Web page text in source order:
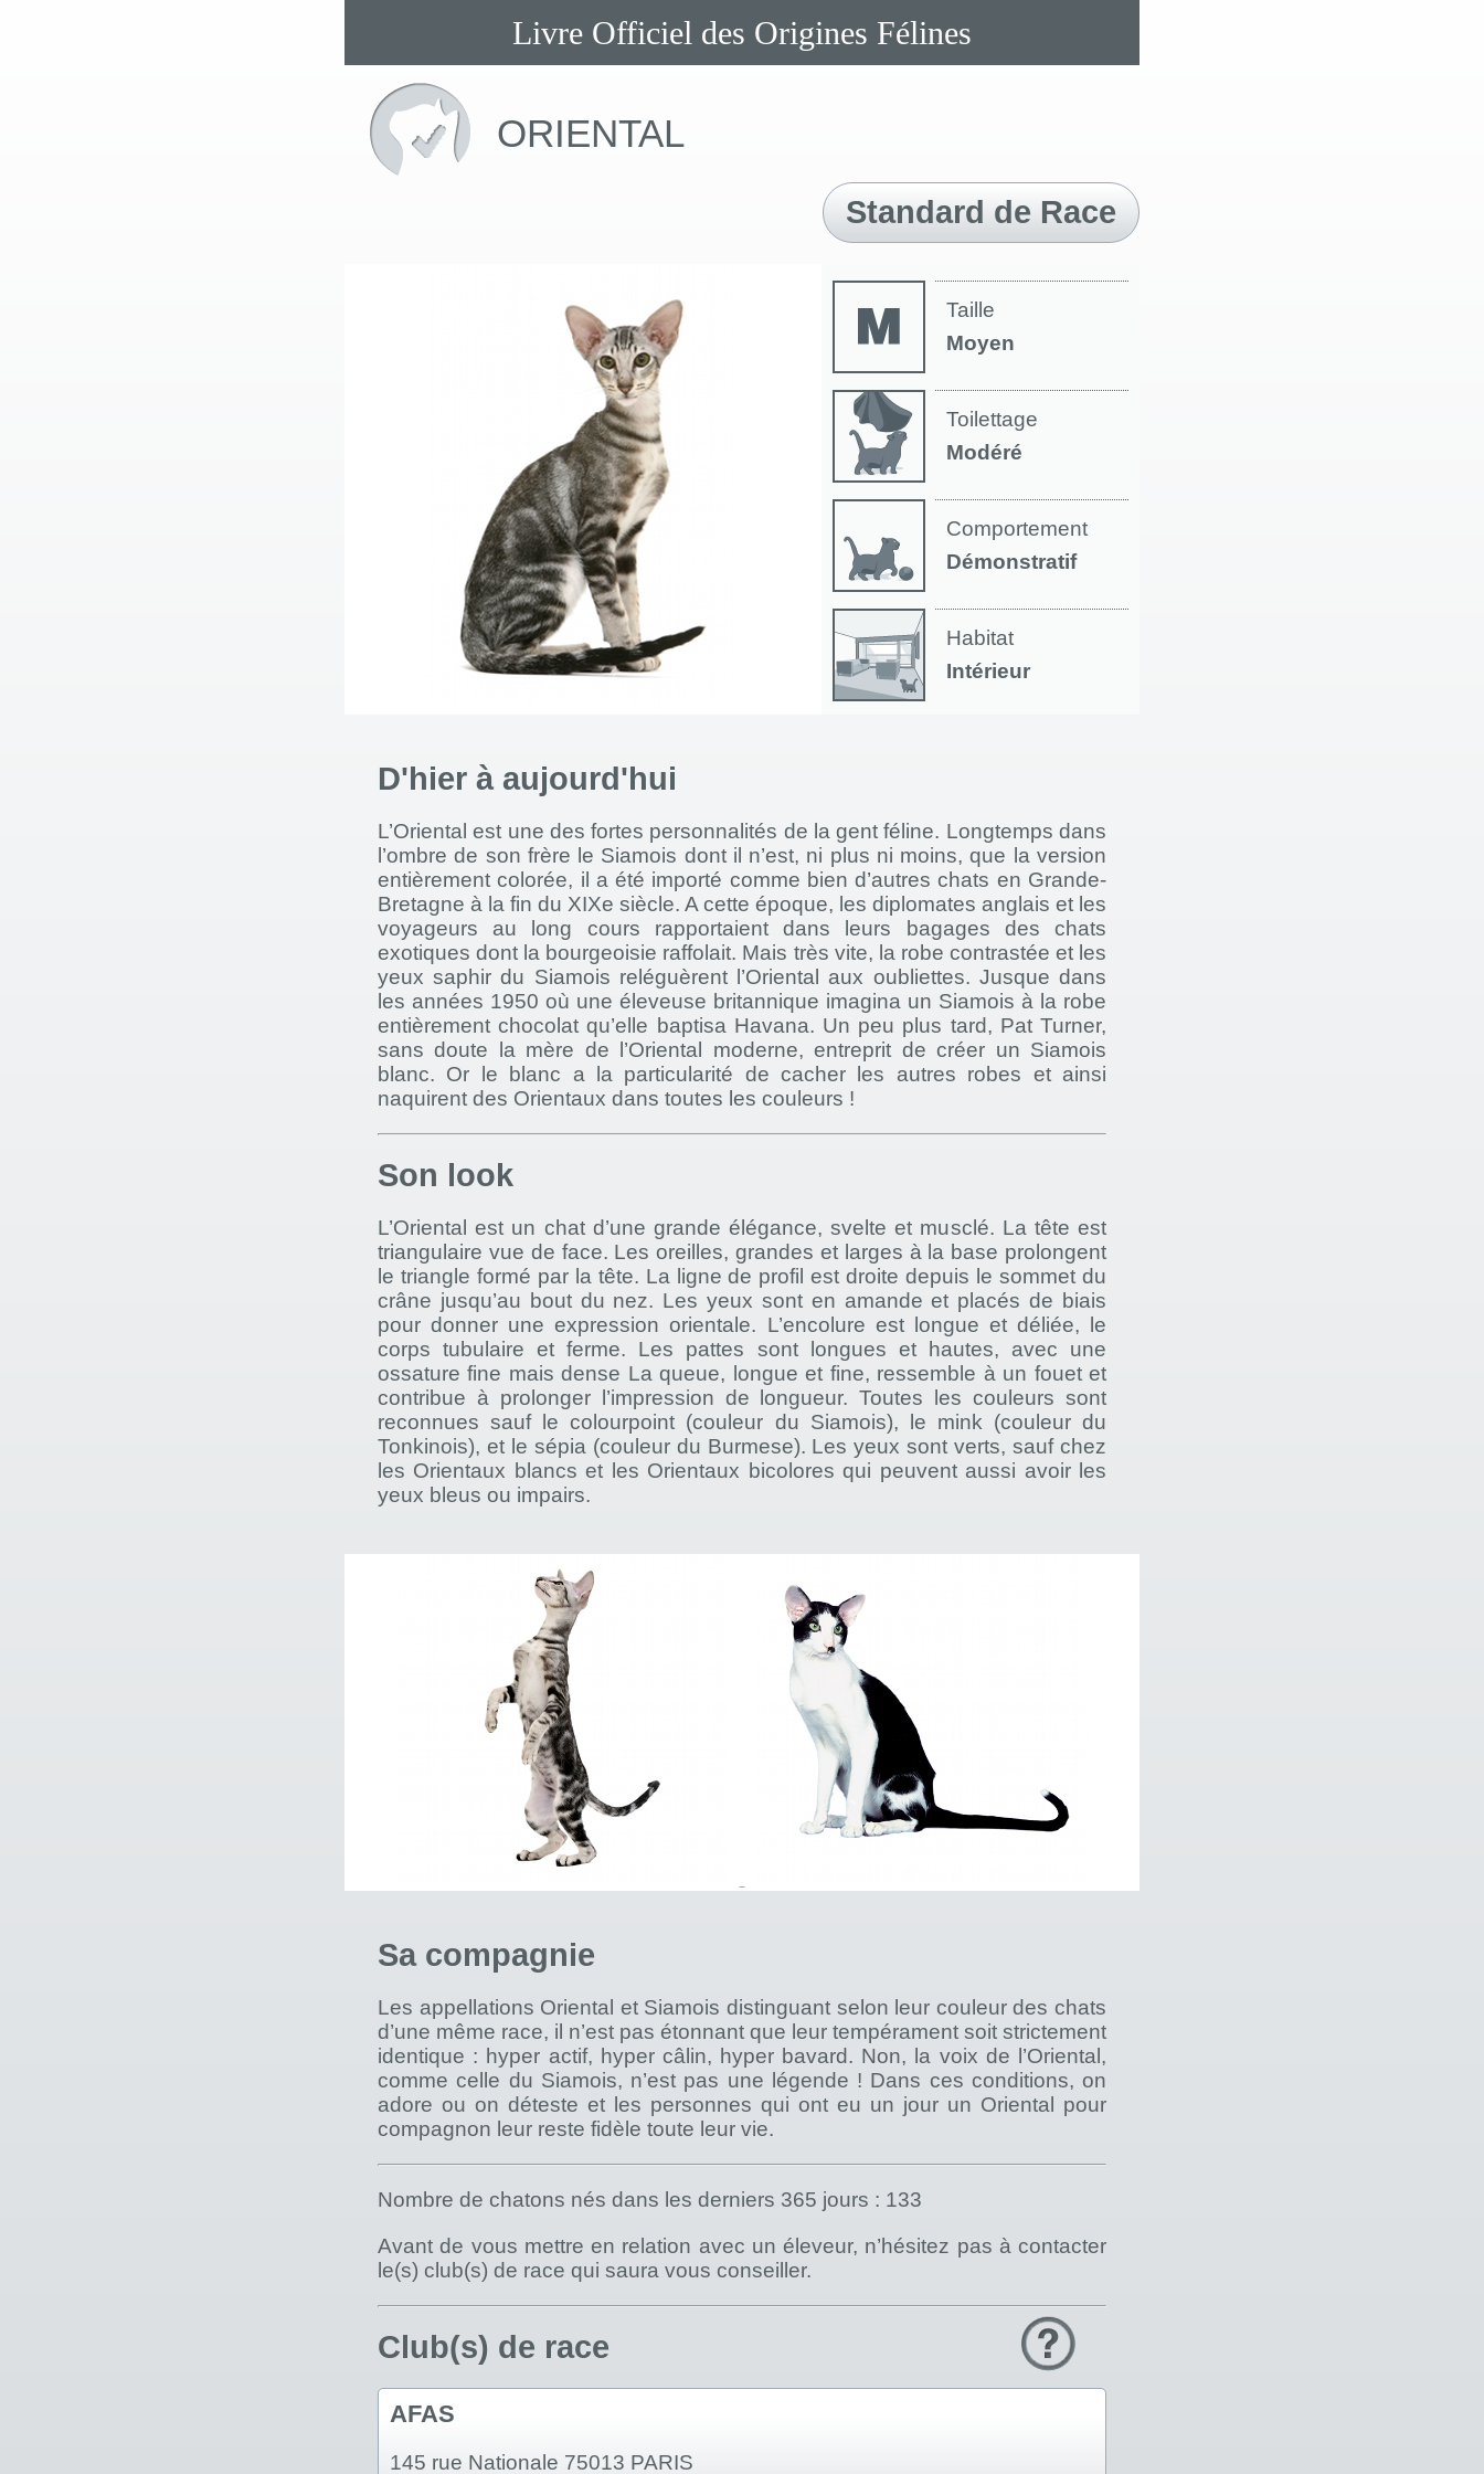
Livre Officiel des Origines Félines
ORIENTAL
Standard de Race
Taille
Moyen
Toilettage
Modéré
Comportement
Démonstratif
Habitat
Intérieur
D'hier à aujourd'hui
L’Oriental est une des fortes personnalités de la gent féline. Longtemps dans
l’ombre de son frère le Siamois dont il n’est, ni plus ni moins, que la version
entièrement colorée, il a été importé comme bien d’autres chats en Grande-
Bretagne à la fin du XIXe siècle. A cette époque, les diplomates anglais et les
voyageurs au long cours rapportaient dans leurs bagages des chats
exotiques dont la bourgeoisie raffolait. Mais très vite, la robe contrastée et les
yeux saphir du Siamois reléguèrent l’Oriental aux oubliettes. Jusque dans
les années 1950 où une éleveuse britannique imagina un Siamois à la robe
entièrement chocolat qu’elle baptisa Havana. Un peu plus tard, Pat Turner,
sans doute la mère de l’Oriental moderne, entreprit de créer un Siamois
blanc. Or le blanc a la particularité de cacher les autres robes et ainsi
naquirent des Orientaux dans toutes les couleurs !
Son look
L’Oriental est un chat d’une grande élégance, svelte et musclé. La tête est
triangulaire vue de face. Les oreilles, grandes et larges à la base prolongent
le triangle formé par la tête. La ligne de profil est droite depuis le sommet du
crâne jusqu’au bout du nez. Les yeux sont en amande et placés de biais
pour donner une expression orientale. L’encolure est longue et déliée, le
corps tubulaire et ferme. Les pattes sont longues et hautes, avec une
ossature fine mais dense La queue, longue et fine, ressemble à un fouet et
contribue à prolonger l’impression de longueur. Toutes les couleurs sont
reconnues sauf le colourpoint (couleur du Siamois), le mink (couleur du
Tonkinois), et le sépia (couleur du Burmese). Les yeux sont verts, sauf chez
les Orientaux blancs et les Orientaux bicolores qui peuvent aussi avoir les
yeux bleus ou impairs.
Sa compagnie
Les appellations Oriental et Siamois distinguant selon leur couleur des chats
d’une même race, il n’est pas étonnant que leur tempérament soit strictement
identique : hyper actif, hyper câlin, hyper bavard. Non, la voix de l’Oriental,
comme celle du Siamois, n’est pas une légende ! Dans ces conditions, on
adore ou on déteste et les personnes qui ont eu un jour un Oriental pour
compagnon leur reste fidèle toute leur vie.
Nombre de chatons nés dans les derniers 365 jours : 133
Avant de vous mettre en relation avec un éleveur, n’hésitez pas à contacter
le(s) club(s) de race qui saura vous conseiller.
Club(s) de race
AFAS
145 rue Nationale 75013 PARIS